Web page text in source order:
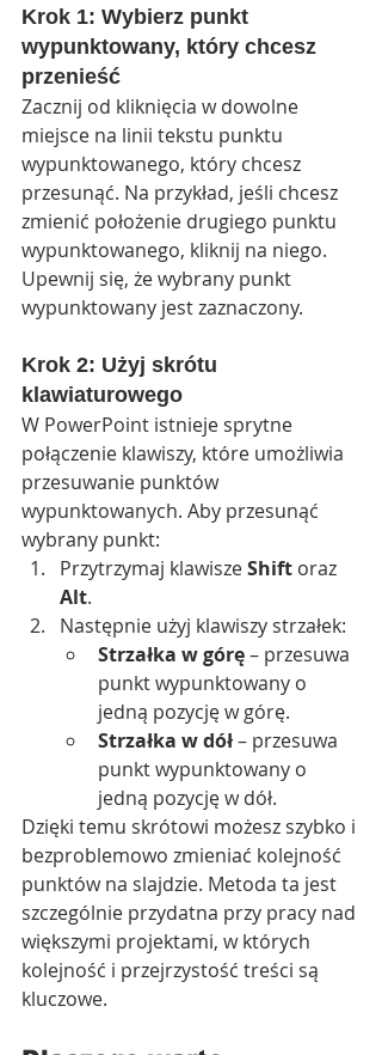
Krok 1: Wybierz punkt
wypunktowany, który chcesz
przenieść
Zacznij od kliknięcia w dowolne
miejsce na linii tekstu punktu
wypunktowanego, który chcesz
przesunąć. Na przykład, jeśli chcesz
zmienić położenie drugiego punktu
wypunktowanego, kliknij na niego.
Upewnij się, że wybrany punkt
wypunktowany jest zaznaczony.
Krok 2: Użyj skrótu
klawiaturowego
W PowerPoint istnieje sprytne
połączenie klawiszy, które umożliwia
przesuwanie punktów
wypunktowanych. Aby przesunąć
wybrany punkt:
Przytrzymaj klawisze Shift oraz
Alt.
Następnie użyj klawiszy strzałek:
Strzałka w górę – przesuwa
punkt wypunktowany o
jedną pozycję w górę.
Strzałka w dół – przesuwa
punkt wypunktowany o
jedną pozycję w dół.
Dzięki temu skrótowi możesz szybko i
bezproblemowo zmieniać kolejność
punktów na slajdzie. Metoda ta jest
szczególnie przydatna przy pracy nad
większymi projektami, w których
kolejność i przejrzystość treści są
kluczowe.